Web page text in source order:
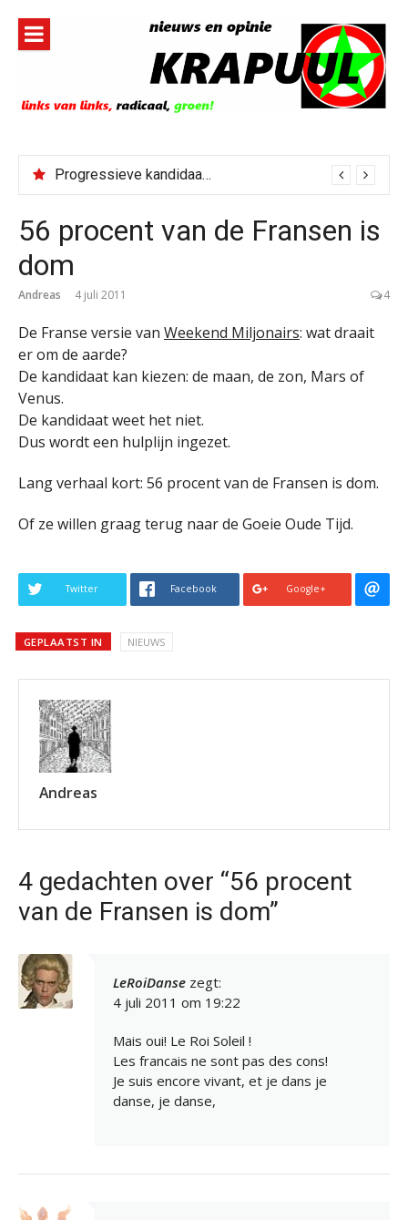
inhoud
Progressieve kandidaat El-Sayed senaatskandidaat Michigan
56 procent van de Fransen is
dom
Andreas 4 juli 2011 4
De Franse versie van Weekend Miljonairs: wat draait
er om de aarde?
De kandidaat kan kiezen: de maan, de zon, Mars of
Venus.
De kandidaat weet het niet.
Dus wordt een hulplijn ingezet.
Lang verhaal kort: 56 procent van de Fransen is dom.
Of ze willen graag terug naar de Goeie Oude Tijd.
Twitter Facebook Google+
GEPLAATST IN NIEUWS
Andreas
4 gedachten over “56 procent
van de Fransen is dom”
LeRoiDanse zegt:
4 juli 2011 om 19:22
Mais oui! Le Roi Soleil !
Les francais ne sont pas des cons!
Je suis encore vivant, et je dans je
danse, je danse,